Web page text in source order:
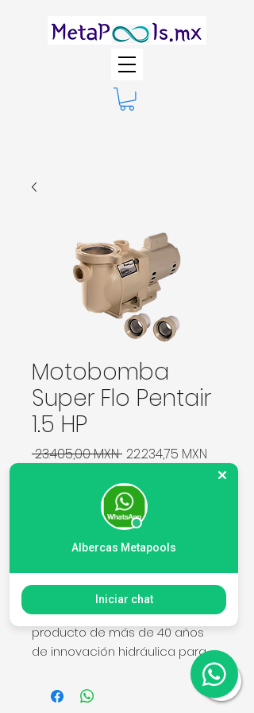
Motobomba
Super Flo Pentair
1.5 HP
23.405,00 MXN Precio
22.234,75 MXN
La bomba SuperFlo es el
producto de más de 40 años
de innovación hidráulica para
obtener costos de operación
más bajos y un funcionamiento
super silencioso. Además, al
Albercas Metapools
Iniciar chat